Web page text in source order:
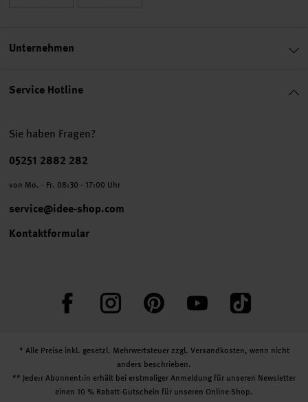
Service Hotline
Sie haben Fragen?
Telefonnummer
05251 2882 282
von Mo. - Fr. 08:30 - 17:00 Uhr
service@idee-shop.com
Kontaktformular
FacebookInstagram PinterestYouTube TikTok
Unternehmen
* Alle Preise inkl. gesetzl. Mehrwertsteuer zzgl. Versandkosten, wenn nicht
anders beschrieben.
** Jede:r Abonnent:in erhält bei erstmaliger Anmeldung für unseren Newsletter
einen 10 % Rabatt-Gutschein für unseren Online-Shop.